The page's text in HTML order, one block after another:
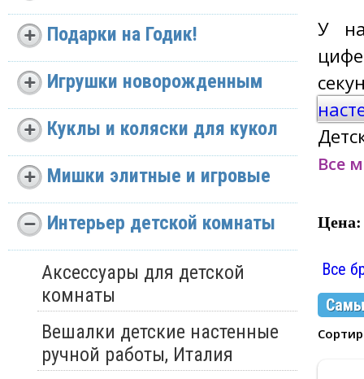
Подарки на Годик!
Игрушки новорожденным
Куклы и коляски для кукол
Мишки элитные и игровые
Интерьер детской комнаты
Аксессуары для детской
комнаты
Вешалки детские настенные
ручной работы, Италия
У
Все
Цена:
Все